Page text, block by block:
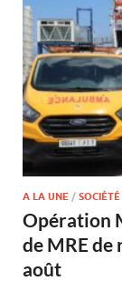
A LA UNE / SOCIÉTÉ
Opération
de MRE de
août